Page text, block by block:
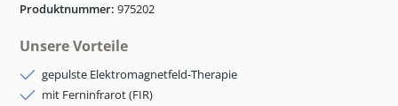
Produktnummer: 975202
Unsere Vorteile
gepulste Elektromagnetfeld-Therapie
mit Ferninfrarot (FIR)